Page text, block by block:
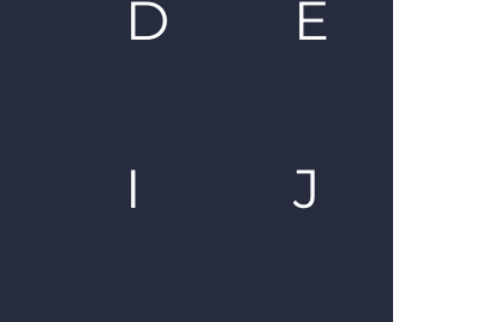
D E
I J